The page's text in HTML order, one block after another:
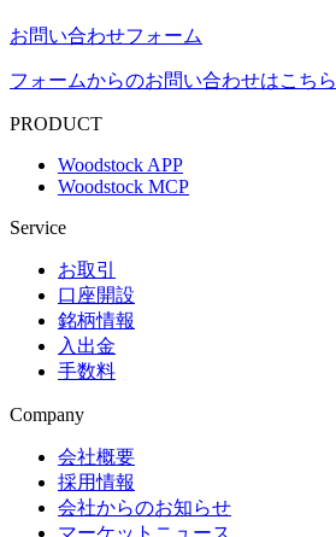
お問い合わせフォーム
フォームからのお問い合わせはこちら
PRODUCT
Woodstock APP
Woodstock MCP
Service
お取引
口座開設
銘柄情報
入出金
手数料
Company
会社概要
採用情報
会社からのお知らせ
マーケットニュース